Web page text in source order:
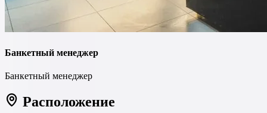
Банкетный менеджер
Банкетный менеджер
Расположение